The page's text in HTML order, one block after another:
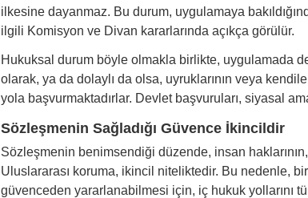
ilkesine dayanmaz. Bu durum, uygulamaya
ilgili Komisyon ve Divan kararlarında açıkça görülür.
Hukuksal durum böyle olmakla birlikte, uygulamada
olarak, ya da dolaylı da olsa, uyruklarının veya
yola başvurmaktadırlar. Devlet başvuruları, siyasal
Sözleşmenin Sağladığı Güvence İkincildir
Sözleşmenin benimsendiği düzende, insan
Uluslararası koruma, ikincil niteliktedir. Bu nedenle,
güvenceden yararlanabilmesi için, iç hukuk yollarını